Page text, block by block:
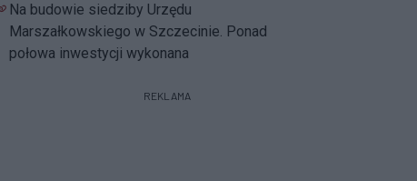
Na budowie siedziby Urzędu
Marszałkowskiego w Szczecinie. Ponad
połowa inwestycji wykonana
REKLAMA